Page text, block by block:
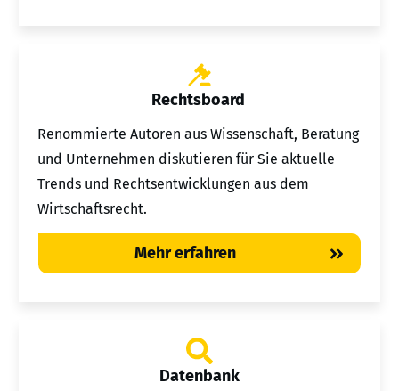
Rechtsboard
Renommierte Autoren aus Wissenschaft, Beratung
und Unternehmen diskutieren für Sie aktuelle
Trends und Rechtsentwicklungen aus dem
Wirtschaftsrecht.
Mehr erfahren
Datenbank